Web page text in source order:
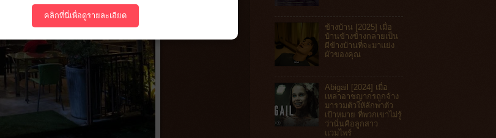
ข้างบ้าน [2025] เมื่อ
บ้านข้างข้างกลายเป็น
ผีข้างบ้านที่จะมาแย่ง
ผัวของคุณ
Abigail [2024] เมื่อ
เหล่าอาชญากรถูกจ้าง
มารวมตัวให้ลักพาตัว
เป้าหมาย ที่พวกเขาไม่รู้
ว่านั่นคือลูกสาว
แวมไพร์
คลิกที่นี่เพื่อดูรายละเอียด